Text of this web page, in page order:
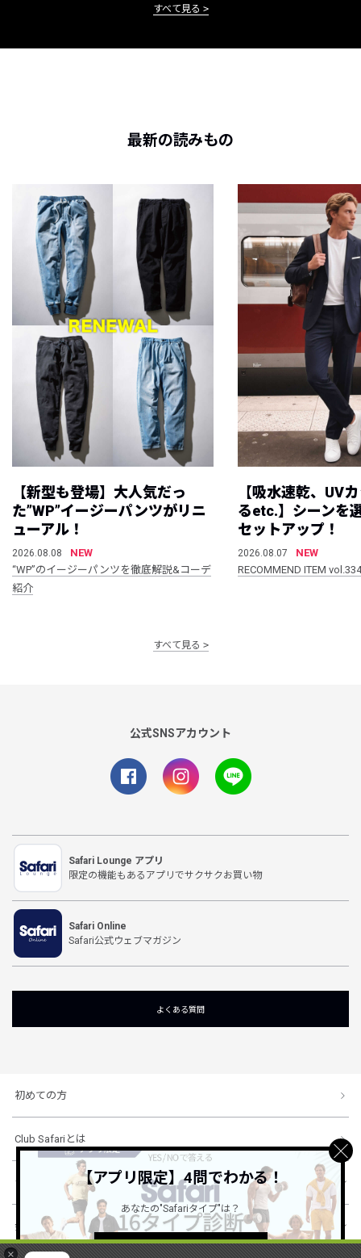
×
すべて見る
最新の読みもの
【新型も登場】大人気だっ
た”WP”イージーパンツがリニ
ューアル！
2026.08.08
NEW
“WP”のイージーパンツを徹底解説&コーデ
紹介
【吸水速乾、UV
るetc.】シーンを
セットアップ！
2026.08.07
NEW
RECOMMEND ITEM vol.334
すべて見る
公式SNSアカウント
Safari Lounge アプリ
限定の機能もあるアプリでサクサクお買い物
Safari Online
Safari公式ウェブマガジン
よくある質問
初めての方
Club Safariとは
ショッピングガイド
会社概要・規約
【アプリ限定】4問でわかる！
あなたの"Safariタイプ"は？
詳しくはこちら ＞